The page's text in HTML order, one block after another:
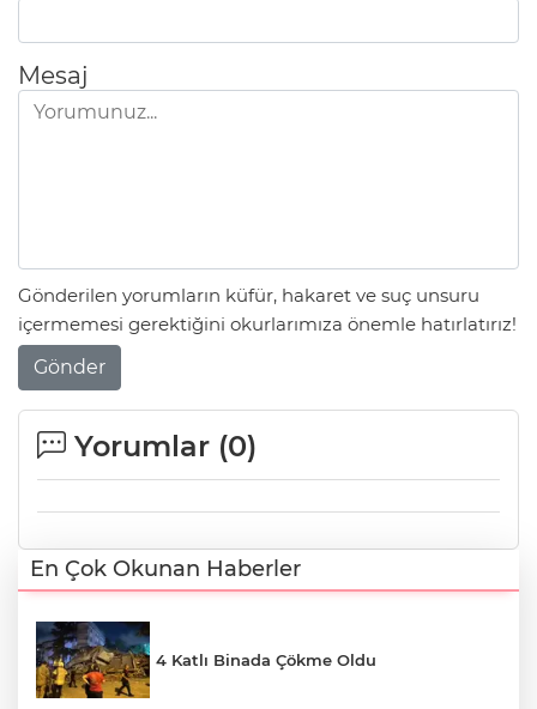
Mesaj
Gönderilen yorumların küfür, hakaret ve suç unsuru
içermemesi gerektiğini okurlarımıza önemle hatırlatırız!
Gönder
Yorumlar (0)
En Çok Okunan Haberler
4 Katlı Binada Çökme Oldu